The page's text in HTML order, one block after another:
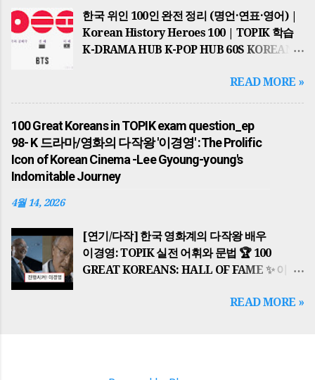
한국 위인 100인 완전 정리 (명언·연표·영어) |
Korean History Heroes 100 | TOPIK 학습
K-DRAMA HUB K-POP HUB 60S KOREAN
HISTORICAL JOB & NEWS PSA KOREAN
REAL TASTE TOP 10 POST 📌 2026년 최신
업데이트 반영 THE ULTIMATE
HISTORICAL HUB 세종대왕부터 BTS까지…
한국을 바꾼 100인의 이야기 100 KOREAN
ICONS 역사적 맥락과 한국어 학습의 완벽한
결합 (Special Edition) 1. 국가의 시원과
건국하면서 시작되었습니다. '홍익인간'이라는
건국 이념은 오늘날까지 한국인의 정신적
지표가 되고 있습니다. 이후 고구려의 동명성왕
각기 알에서 태어났다는 신비로운 탄생 설화를
READ MORE »
100 Great Koreans in TOPIK exam question_ep
98- K 드라마/영화의 다작왕 '이경영' :The Prolific
Icon of Korean Cinema -Lee Gyoung-young's
Indomitable Journey
4월 14, 2026
[연기/다작] 한국 영화계의 다작왕 배우
이경영: TOPIK 실전 어휘와 문법 🏆 100
GREAT KOREANS: HALL OF FAME ✨ 이
일부입니다. 🎬 "진행시켜!" 한국 영화계의
READ MORE »